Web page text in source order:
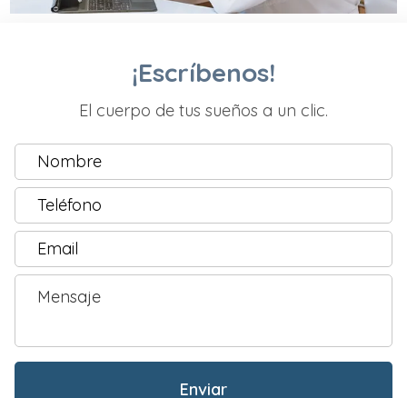
¡Escríbenos!
El cuerpo de tus sueños a un clic.
Nombre
y
Apellidos *
First
Teléfono *
Email *